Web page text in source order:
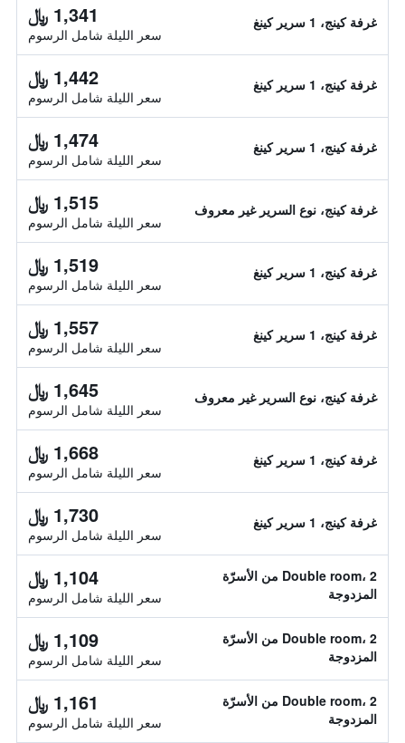
غرفة كينج، 1 سرير كينغ 1,341 ﷼
سعر الليلة شامل الرسوم
غرفة كينج، 1 سرير كينغ 1,442 ﷼
سعر الليلة شامل الرسوم
غرفة كينج، 1 سرير كينغ 1,474 ﷼
سعر الليلة شامل الرسوم
غرفة كينج، نوع السرير غير معروف 1,515 ﷼
سعر الليلة شامل الرسوم
غرفة كينج، 1 سرير كينغ 1,519 ﷼
سعر الليلة شامل الرسوم
غرفة كينج، 1 سرير كينغ 1,557 ﷼
سعر الليلة شامل الرسوم
غرفة كينج، نوع السرير غير معروف 1,645 ﷼
سعر الليلة شامل الرسوم
غرفة كينج، 1 سرير كينغ 1,668 ﷼
سعر الليلة شامل الرسوم
غرفة كينج، 1 سرير كينغ 1,730 ﷼
سعر الليلة شامل الرسوم
Double room، 2 من الأسرّة
المزدوجة
1,104 ﷼
سعر الليلة شامل الرسوم
Double room، 2 من الأسرّة
المزدوجة
1,109 ﷼
سعر الليلة شامل الرسوم
Double room، 2 من الأسرّة
المزدوجة
1,161 ﷼
سعر الليلة شامل الرسوم